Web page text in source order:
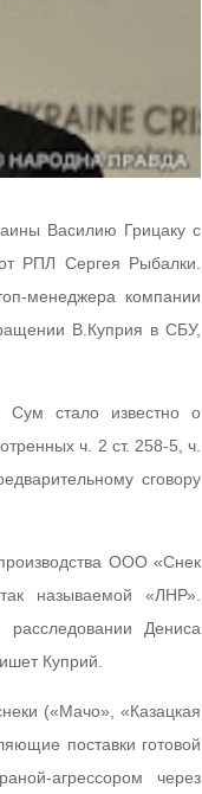
Василию Грицаку с
РПЛ Сергея Рыбалки.
менеджера компании
В.Куприя в СБУ,
Сум стало известно о
ч. 2 ст. 258-5, ч.
сговору
ООО «Снек
называемой «ЛНР».
Дениса
Куприй.
(«Мачо», «Казацкая
поставки готовой
агрессором через